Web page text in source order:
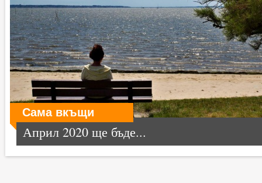
Сама вкъщи
Април 2020 ще бъде...